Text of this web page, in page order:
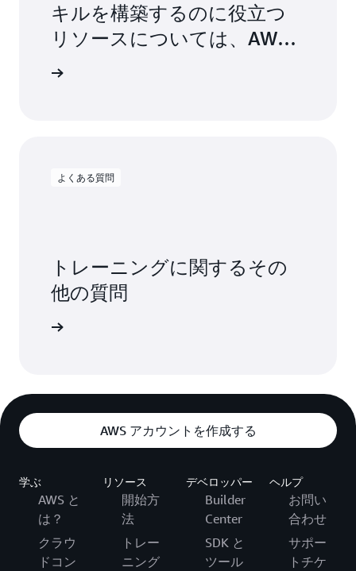
キルを構築するのに役立つ
リソースについては、AWS
Ramp-Up Guides を詳しくご
よくある質問
トレーニングに関するその
他の質問
AWS アカウントを作成する
学ぶ
AWS と
は？
クラウ
ドコン
リソース
開始方
法
トレー
ニング
デベロッパー
Builder
Center
SDK と
ツール
ヘルプ
お問い
合わせ
サポー
トチケ